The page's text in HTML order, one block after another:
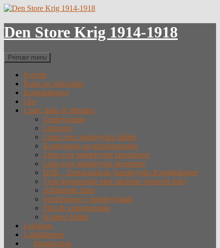
Hop
indhold
Den Store Krig 1914-1918
Søg
Primær menu
Forside
Fotos og Arkivalier
Krigsdeltagere
Om
Lister, links & litteratur
Undervisning
Litteratur
Lister over sønderjyske faldne
Krigergrave og mindesmærker
Liste over sønderjyske krigsfanger
Liste over sønderjyske desertører
DSK – Dansksindede Sønderjyske Krigsdeltagere
Tysk hjemmeside med tabslister (eksternt link)
Alfabetiske lister
Straffefanger i Sønderjylland
Film & videoforedrag
Krigens forløb
Leksikon
Lokalhistorie
Introduction